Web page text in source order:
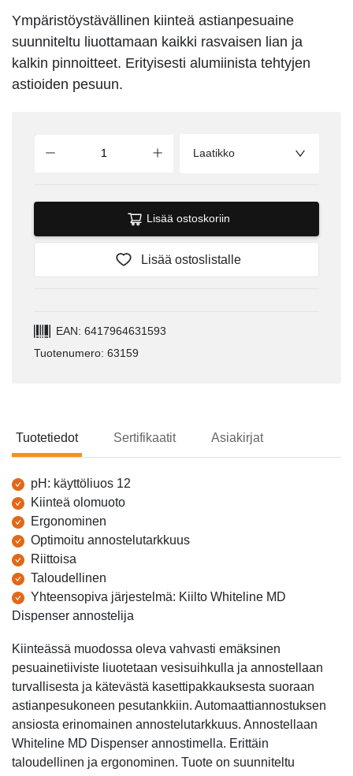
Ympäristöystävällinen kiinteä astianpesuaine
suunniteltu liuottamaan kaikki rasvaisen lian ja
kalkin pinnoitteet. Erityisesti alumiinista tehtyjen
astioiden pesuun.
Laatikko
Lisää ostoskoriin
Lisää ostoslistalle
EAN: 6417964631593
Tuotenumero: 63159
Tuotetiedot Sertifikaatit Asiakirjat
Tuotetiedot
pH: käyttöliuos 12
Kiinteä olomuoto
Ergonominen
Optimoitu annostelutarkkuus
Riittoisa
Taloudellinen
Yhteensopiva järjestelmä: Kiilto Whiteline MD
Dispenser annostelija
Kiinteässä muodossa oleva vahvasti emäksinen
pesuainetiiviste liuotetaan vesisuihkulla ja annostellaan
turvallisesta ja kätevästä kasettipakkauksesta suoraan
astianpesukoneen pesutankkiin. Automaattiannostuksen
ansiosta erinomainen annostelutarkkuus. Annostellaan
Whiteline MD Dispenser annostimella. Erittäin
taloudellinen ja ergonominen. Tuote on suunniteltu